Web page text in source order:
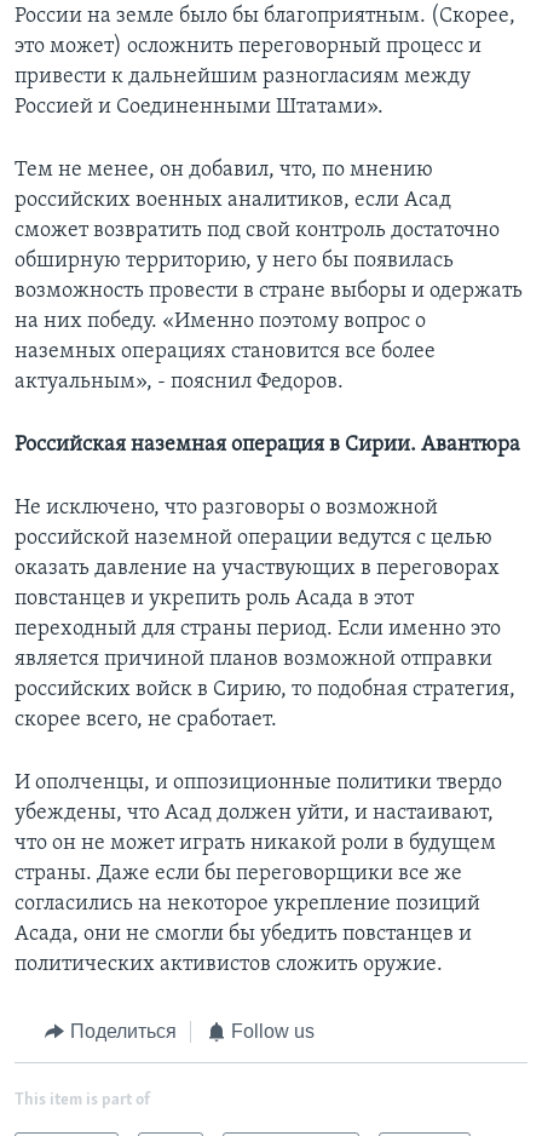
России на земле было бы благоприятным. (Скорее,
это может) осложнить переговорный процесс и
привести к дальнейшим разногласиям между
Россией и Соединенными Штатами».
Тем не менее, он добавил, что, по мнению
российских военных аналитиков, если Асад
сможет возвратить под свой контроль достаточно
обширную территорию, у него бы появилась
возможность провести в стране выборы и одержать
на них победу. «Именно поэтому вопрос о
наземных операциях становится все более
актуальным», - пояснил Федоров.
Российская наземная операция в Сирии. Авантюра
Не исключено, что разговоры о возможной
российской наземной операции ведутся с целью
оказать давление на участвующих в переговорах
повстанцев и укрепить роль Асада в этот
переходный для страны период. Если именно это
является причиной планов возможной отправки
российских войск в Сирию, то подобная стратегия,
скорее всего, не сработает.
И ополченцы, и оппозиционные политики твердо
убеждены, что Асад должен уйти, и настаивают,
что он не может играть никакой роли в будущем
страны. Даже если бы переговорщики все же
согласились на некоторое укрепление позиций
Асада, они не смогли бы убедить повстанцев и
политических активистов сложить оружие.
Поделиться Follow us
This item is part of